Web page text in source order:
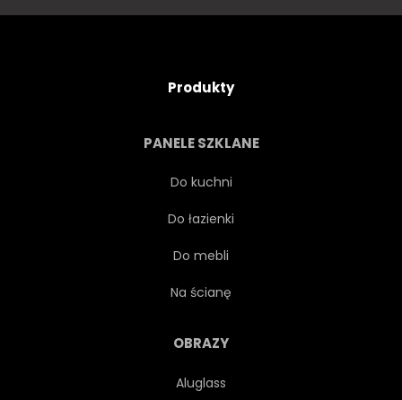
ROSNĄCY DRZEWA
NATURALNY
EKOLOGIA
ROZMAITOŚĆ
BIORÓŻNORODNOŚCI
Produkty
PANELE SZKLANE
Do kuchni
Do łazienki
Do mebli
Na ścianę
OBRAZY
Aluglass